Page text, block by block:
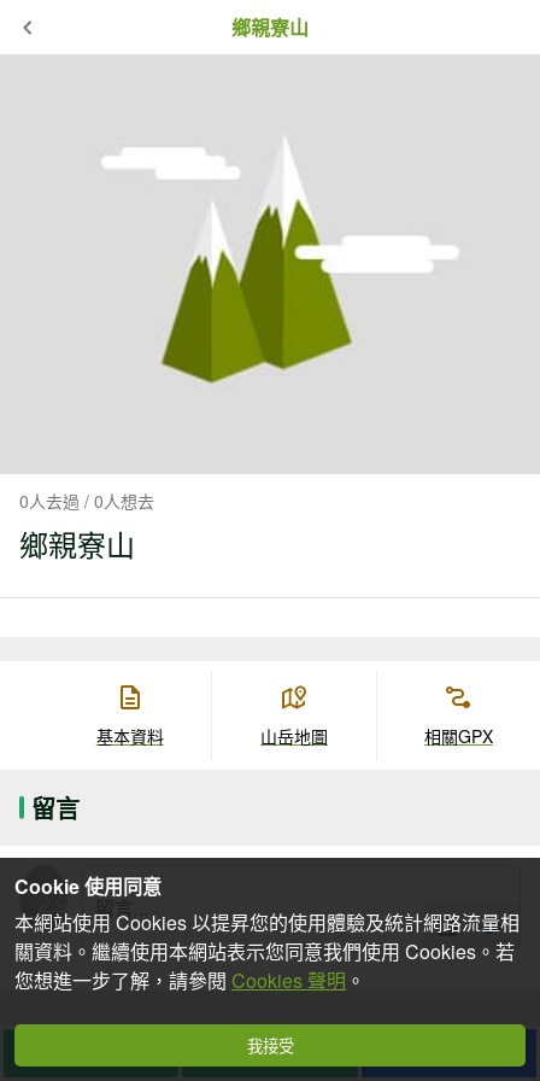
鄉親寮山
0人去過 / 0人想去
鄉親寮山
基本資料 山岳地圖 相關GPX
留言
去過
Cookie 使用同意
本網站使用 Cookies 以提昇您的使用體驗及統計網路流量相
關資料。繼續使用本網站表示您同意我們使用 Cookies。若
您想進一步了解，請參閱 Cookies 聲明 。
我接受